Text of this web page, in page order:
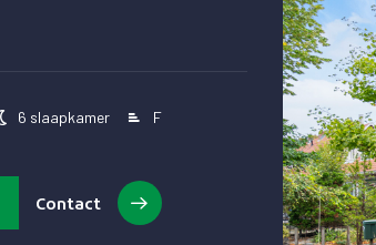
6 slaapkamer F
Contact